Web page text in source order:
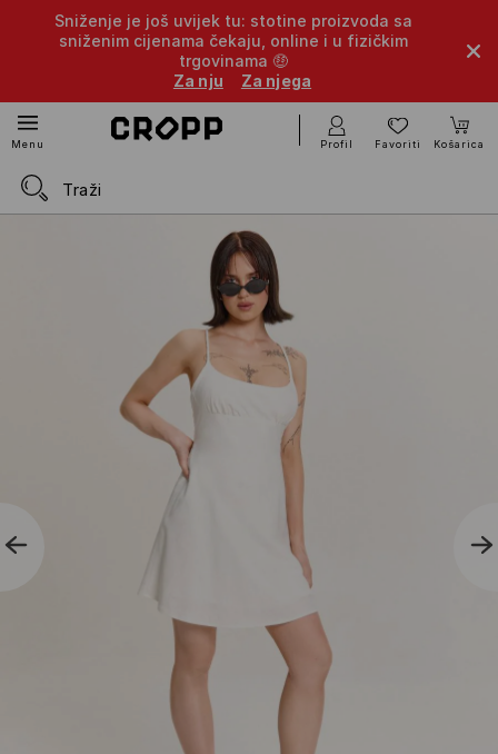
Sniženje je još uvijek tu: stotine proizvoda sa
sniženim cijenama čekaju, online i u fizičkim
trgovinama 🤑
Za nju
Za njega
Menu Profil Favoriti Košarica